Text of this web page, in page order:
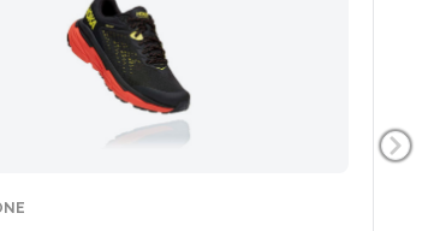
и безопасного шага.